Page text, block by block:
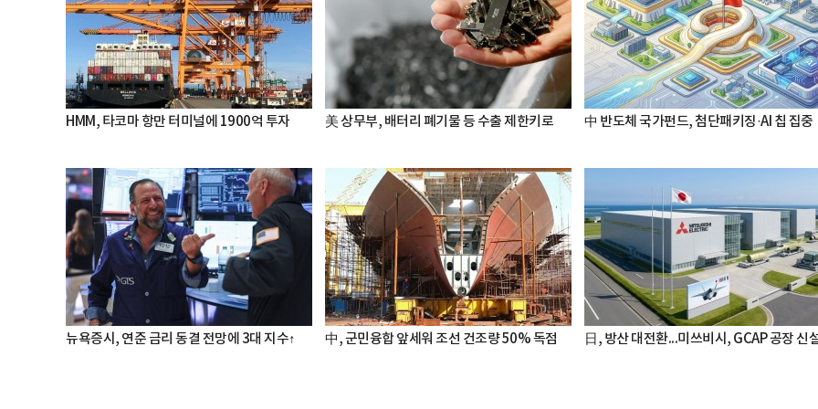
HMM, 타코마 항만 터미널에 1900억 투자 美 상무부, 배터리 폐기물 등 수출 제한키로 中 반도체 국가펀드, 첨단패키징·AI 칩 집중
뉴욕증시, 연준 금리 동결 전망에 3대 지수↑ 中, 군민융합 앞세워 조선 건조량 50% 독점 日, 방산 대전환...미쓰비시, GCAP 공장 신